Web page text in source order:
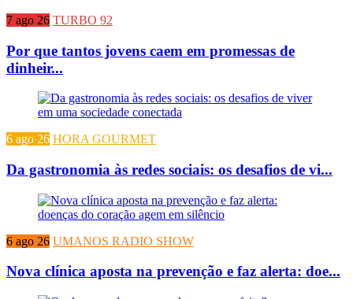
7 ago 26 TURBO 92
Por que tantos jovens caem em promessas de
dinheir...
6 ago 26 HORA GOURMET
Da gastronomia às redes sociais: os desafios de vi...
6 ago 26 UMANOS RADIO SHOW
Nova clínica aposta na prevenção e faz alerta: doe...